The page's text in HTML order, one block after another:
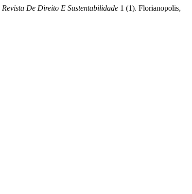
Revista De Direito E Sustentabilidade 1 (1). Florianopolis,